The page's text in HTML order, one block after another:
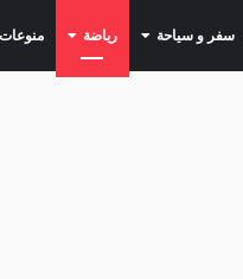
سفر و سياحة (current) رياضة (current) منوعات